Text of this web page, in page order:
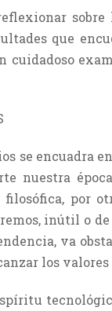
que
se encuadra
nuestra
por
inútil o
va
los valores